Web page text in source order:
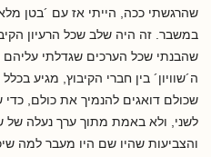
שהרגשתי ככה, הייתי אז עם ´בטן
במשבר. זה היה שלב שכל הרעיון
שהבנתי שכל הערכים שגדלתי
ה´שוויון´ בין חברי הקיבוץ, מגיע
שכולם דואגים להנמיך את כולם,
לשני, ולא באמת מתוך ערך נעלה של
והצביעות שהיו שם היו מעבר למה